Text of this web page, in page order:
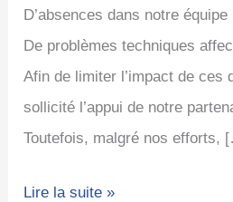
D’absences dans notre
De problèmes techniques
Afin de limiter l’impact de ces
sollicité l’appui de notre
Toutefois, malgré nos efforts,
Lire la suite »